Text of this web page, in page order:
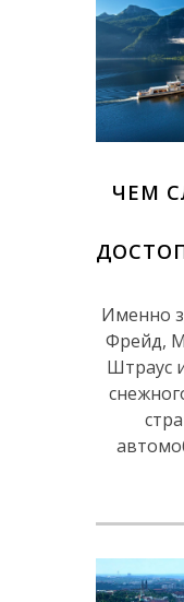
ЧЕМ
Именно
Фрейд,
Штраус